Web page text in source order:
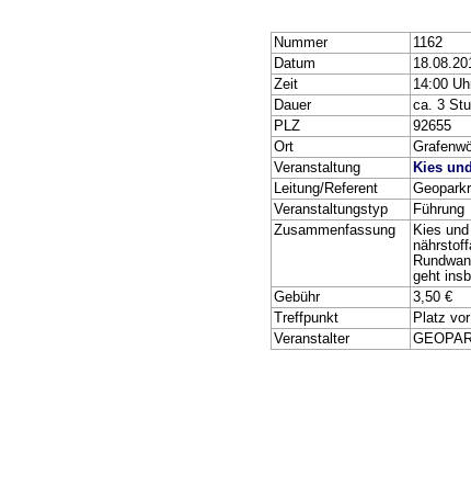
Nummer
1162
Datum
Zeit
14:00
Dauer
ca. 3
PLZ
92655
Ort
Veranstaltung
Kies
Leitung/Referent
Veranstaltungstyp
Führung
Zusammenfassung
Kies
geht
Gebühr
3,50 €
Treffpunkt
Platz
Veranstalter